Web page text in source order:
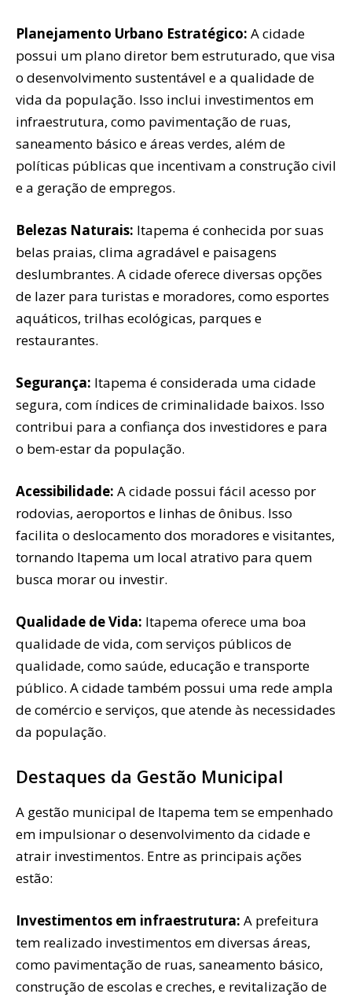
Planejamento Urbano Estratégico: A cidade
possui um plano diretor bem estruturado, que visa
o desenvolvimento sustentável e a qualidade de
vida da população. Isso inclui investimentos em
infraestrutura, como pavimentação de ruas,
saneamento básico e áreas verdes, além de
políticas públicas que incentivam a construção civil
e a geração de empregos.
Belezas Naturais: Itapema é conhecida por suas
belas praias, clima agradável e paisagens
deslumbrantes. A cidade oferece diversas opções
de lazer para turistas e moradores, como esportes
aquáticos, trilhas ecológicas, parques e
restaurantes.
Segurança: Itapema é considerada uma cidade
segura, com índices de criminalidade baixos. Isso
contribui para a confiança dos investidores e para
o bem-estar da população.
Acessibilidade: A cidade possui fácil acesso por
rodovias, aeroportos e linhas de ônibus. Isso
facilita o deslocamento dos moradores e visitantes,
tornando Itapema um local atrativo para quem
busca morar ou investir.
Qualidade de Vida: Itapema oferece uma boa
qualidade de vida, com serviços públicos de
qualidade, como saúde, educação e transporte
público. A cidade também possui uma rede ampla
de comércio e serviços, que atende às necessidades
da população.
Destaques da Gestão Municipal
A gestão municipal de Itapema tem se empenhado
em impulsionar o desenvolvimento da cidade e
atrair investimentos. Entre as principais ações
estão:
Investimentos em infraestrutura: A prefeitura
tem realizado investimentos em diversas áreas,
como pavimentação de ruas, saneamento básico,
construção de escolas e creches, e revitalização de